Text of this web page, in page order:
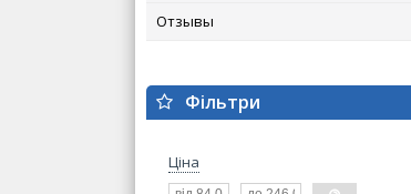
Отзывы
Фільтри
Ціна